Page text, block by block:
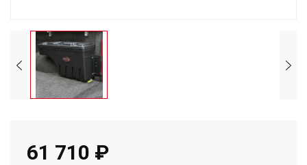
61 710 ₽